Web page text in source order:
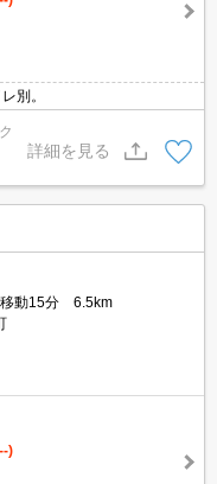
別。
詳細を見る
移動15分 6.5km
)